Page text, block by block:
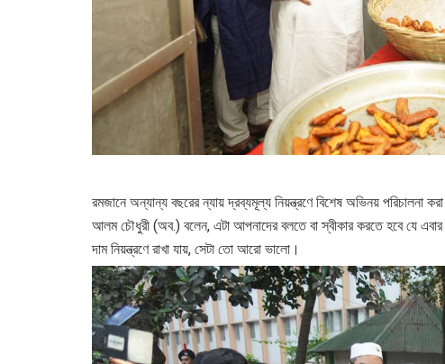
রমজানে অন্যান্য বছরের ন্যায় দ্রব্যমূল্য নিয়ন্ত্রণে বিশেষ অভিনয় পরিচালনা
আলম চৌধুরী (অব.) বলেন, এটা আপনাদের বলতে বা স্বীকার করতে হবে যে
দাম নিয়ন্ত্রণে রাখা যায়, সেটা তো আরো ভালো।